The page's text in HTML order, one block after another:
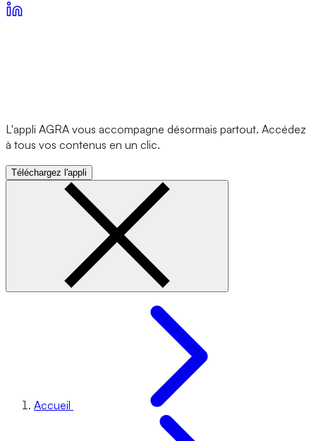
L'appli AGRA vous accompagne désormais partout. Accédez
à tous vos contenus en un clic.
Téléchargez l'appli
Accueil